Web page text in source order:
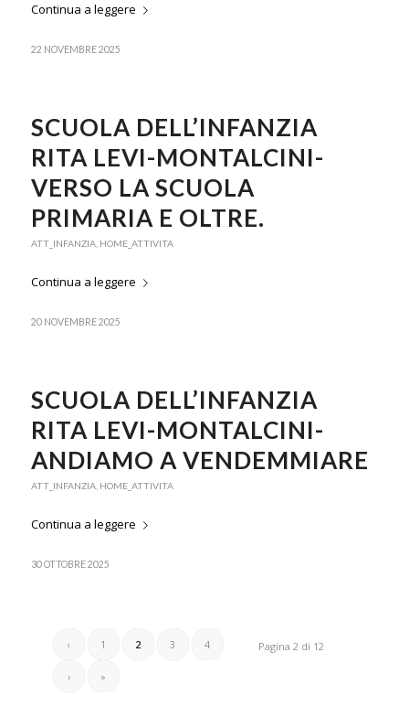
Continua a leggere
22 NOVEMBRE 2025
SCUOLA DELL’INFANZIA
RITA LEVI-MONTALCINI-
VERSO LA SCUOLA
PRIMARIA E OLTRE.
ATT_INFANZIA, HOME_ATTIVITA
Continua a leggere
20 NOVEMBRE 2025
SCUOLA DELL’INFANZIA
RITA LEVI-MONTALCINI-
ANDIAMO A VENDEMMIARE
ATT_INFANZIA, HOME_ATTIVITA
Continua a leggere
30 OTTOBRE 2025
Pagina 2 di 12
‹ 1 2 3 4
› »